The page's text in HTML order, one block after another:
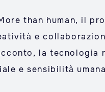
than human, il
e
la tecnologia
e sensibilità